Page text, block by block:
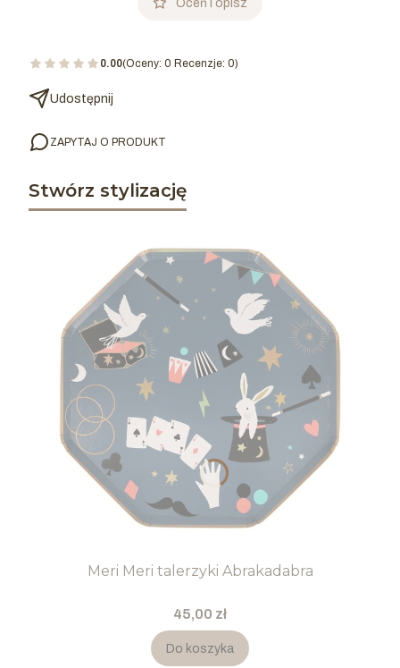
Oceń i opisz
0.00(Oceny: 0 Recenzje: 0)
Udostępnij
ZAPYTAJ O PRODUKT
Stwórz stylizację
Meri Meri talerzyki Abrakadabra
Cena
45,00 zł
Do koszyka